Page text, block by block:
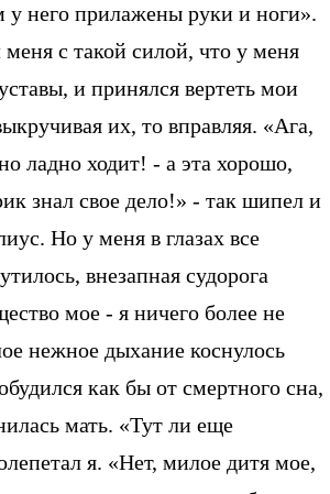
у него прилажены руки и ноги».
с такой силой, что у меня
и принялся вертеть мои
их, то вправляя. «Ага,
ладно ходит! - а эта хорошо,
знал свое дело!» - так шипел и
Но у меня в глазах все
внезапная судорога
мое - я ничего более не
нежное дыхание коснулось
как бы от смертного сна,
мать. «Тут ли еще
я. «Нет, милое дитя мое,